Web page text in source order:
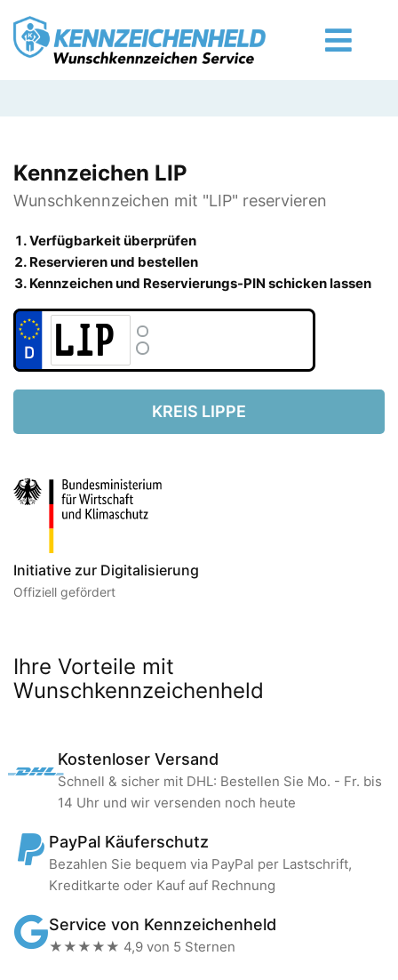
Kennzeichen LIP
Wunschkennzeichen mit "LIP" reservieren
Verfügbarkeit überprüfen
Reservieren und bestellen
Kennzeichen und Reservierungs-PIN schicken lassen
KREIS LIPPE
Initiative zur Digitalisierung
Offiziell gefördert
Ihre Vorteile mit
Wunschkennzeichenheld
Kostenloser Versand
Schnell & sicher mit DHL: Bestellen Sie Mo. - Fr. bis
14 Uhr und wir versenden noch heute
PayPal Käuferschutz
Bezahlen Sie bequem via PayPal per Lastschrift,
Kreditkarte oder Kauf auf Rechnung
Service von Kennzeichenheld
★★★★★ 4,9 von 5 Sternen